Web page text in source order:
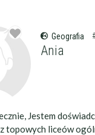
Geografia
Ania
Jestem
z topowych liceów